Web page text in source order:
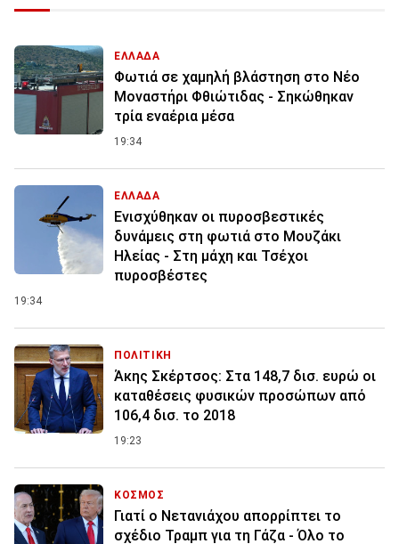
ΕΛΛΑΔΑ
Φωτιά σε χαμηλή βλάστηση στο Νέο
Μοναστήρι Φθιώτιδας - Σηκώθηκαν
τρία εναέρια μέσα
19:34
ΕΛΛΑΔΑ
Ενισχύθηκαν οι πυροσβεστικές
δυνάμεις στη φωτιά στο Μουζάκι
Ηλείας - Στη μάχη και Τσέχοι
πυροσβέστες
19:34
ΠΟΛΙΤΙΚΗ
Άκης Σκέρτσος: Στα 148,7 δισ. ευρώ οι
καταθέσεις φυσικών προσώπων από
106,4 δισ. το 2018
19:23
ΚΟΣΜΟΣ
Γιατί ο Νετανιάχου απορρίπτει το
σχέδιο Τραμπ για τη Γάζα - Όλο το